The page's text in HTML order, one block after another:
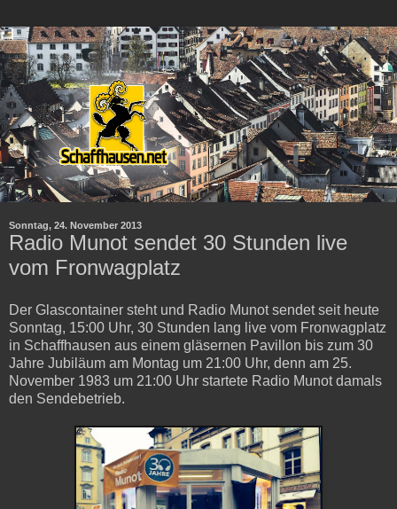
Sonntag, 24. November 2013
Radio Munot sendet 30 Stunden live
vom Fronwagplatz
Der Glascontainer steht und Radio Munot sendet seit heute
Sonntag, 15:00 Uhr, 30 Stunden lang live vom Fronwagplatz
in Schaffhausen aus einem gläsernen Pavillon bis zum 30
Jahre Jubiläum am Montag um 21:00 Uhr, denn am 25.
November 1983 um 21:00 Uhr startete Radio Munot damals
den Sendebetrieb.